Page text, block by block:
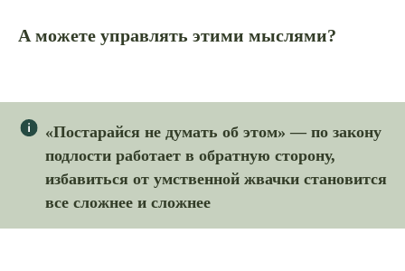
А можете управлять этими мыслями?
«Постарайся не думать об этом» — по закону
подлости работает в обратную сторону,
избавиться от умственной жвачки становится
все сложнее и сложнее